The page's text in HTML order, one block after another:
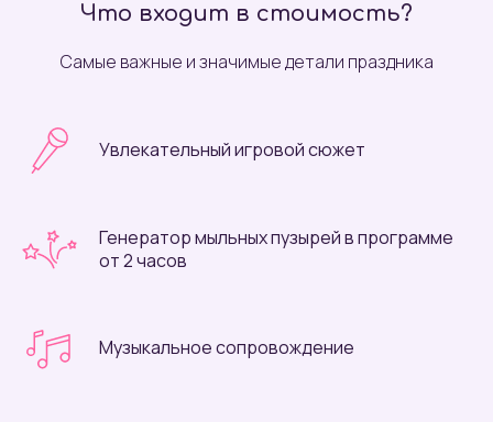
Что входит в стоимость?
Самые важные и значимые детали праздника
Увлекательный игровой сюжет
Генератор мыльных пузырей в программе
от 2 часов
Музыкальное сопровождение